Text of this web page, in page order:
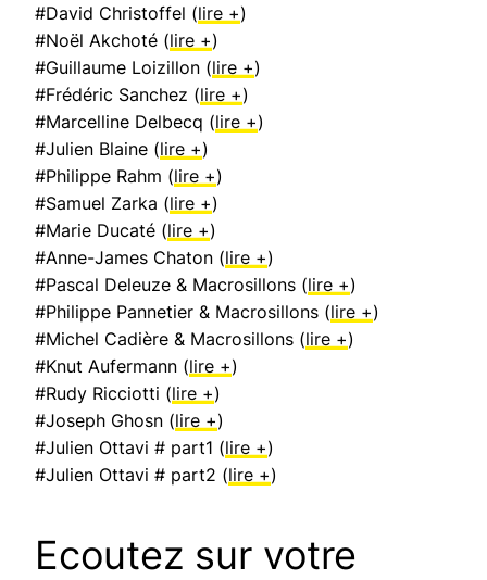
#David Christoffel (lire +)
#Noël Akchoté (lire +)
#Guillaume Loizillon (lire +)
#Frédéric Sanchez (lire +)
#Marcelline Delbecq (lire +)
#Julien Blaine (lire +)
#Philippe Rahm (lire +)
#Samuel Zarka (lire +)
#Marie Ducaté (lire +)
#Anne-James Chaton (lire +)
#Pascal Deleuze & Macrosillons (lire +)
#Philippe Pannetier & Macrosillons (lire +)
#Michel Cadière & Macrosillons (lire +)
#Knut Aufermann (lire +)
#Rudy Ricciotti (lire +)
#Joseph Ghosn (lire +)
#Julien Ottavi # part1 (lire +)
#Julien Ottavi # part2 (lire +)
Ecoutez sur votre